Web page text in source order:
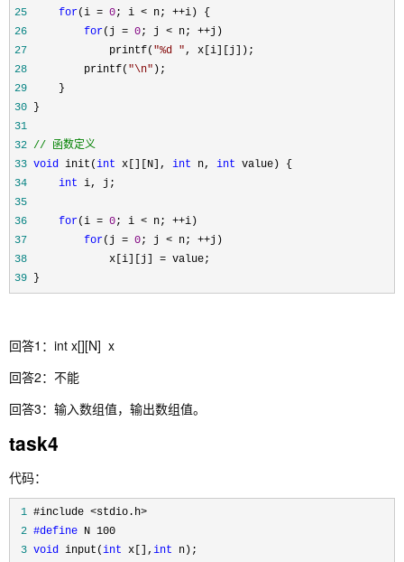
25 for(i = 0; i < n; ++
26
for(j = 0; j < n; ++
27
             printf(
"%d "
28
         printf(
"\n"
29
30
31
32 // 函数定义
33 void init(int x[][N], int n, int
34
int
35
36
for(i = 0; i < n; ++
37
for(j = 0; j < n; ++
38
             x[i][j] =
39 }
回答1：int x[][N] x
回答2：不能
回答3：输入数组值，输出数组值。
task4
代码：
1
2 #define
3 void input(int x[], int